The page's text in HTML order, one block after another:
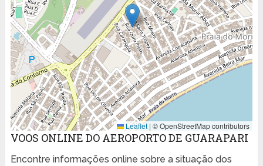
Leaflet | © OpenStreetMap contributors
VOOS ONLINE DO AEROPORTO DE GUARAPARI
Encontre informações online sobre a situação dos